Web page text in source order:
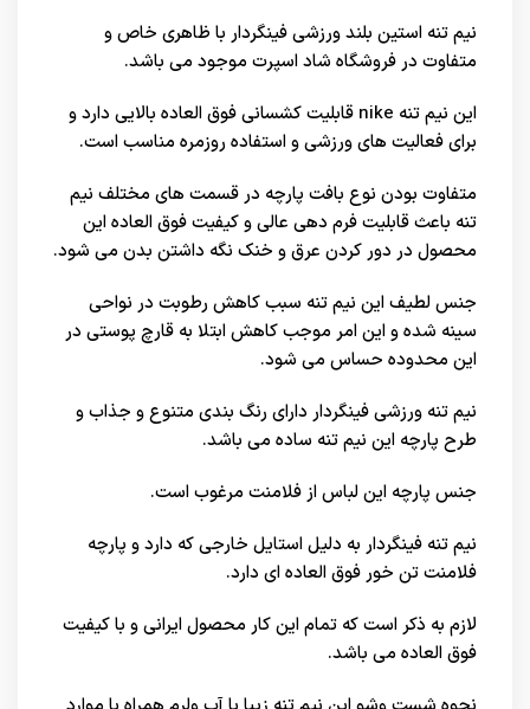
نیم تنه استین بلند ورزشی فینگردار با ظاهری خاص و
متفاوت در فروشگاه شاد اسپرت موجود می باشد.
این نیم تنه nike قابلیت کشسانی فوق العاده بالایی دارد و
برای فعالیت های ورزشی و استفاده روزمره مناسب است.
متفاوت بودن نوع بافت پارچه در قسمت های مختلف نیم
تنه باعث قابلیت فرم دهی عالی و کیفیت فوق العاده این
محصول در دور کردن عرق و خنک نگه داشتن بدن می شود.
جنس لطیف این نیم تنه سبب کاهش رطوبت در نواحی
سینه شده و این امر موجب کاهش ابتلا به قارچ پوستی در
این محدوده حساس می شود.
نیم تنه ورزشی فینگردار دارای رنگ بندی متنوع و جذاب و
طرح پارچه این نیم تنه ساده می باشد.
جنس پارچه این لباس از فلامنت مرغوب است.
نیم تنه فینگردار به دلیل استایل خارجی که دارد و پارچه
فلامنت تن خور فوق العاده ای دارد.
لازم به ذکر است که تمام این کار محصول ایرانی و با کیفیت
فوق العاده می باشد.